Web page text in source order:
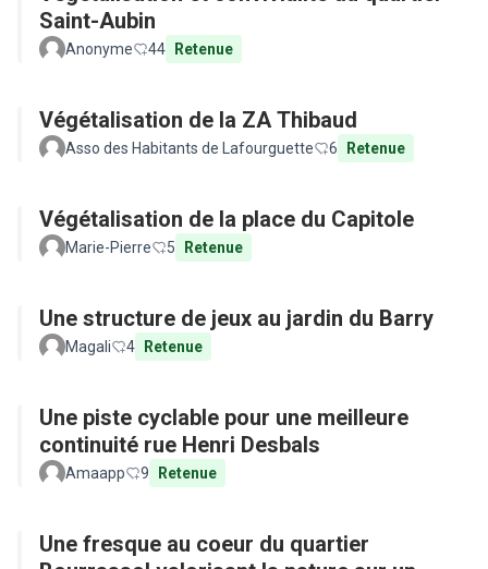
Saint-Aubin
Anonyme 44 Retenue
Végétalisation de la ZA Thibaud
Asso des Habitants de Lafourguette 6 Retenue
Végétalisation de la place du Capitole
Marie-Pierre 5 Retenue
Une structure de jeux au jardin du Barry
Magali 4 Retenue
Une piste cyclable pour une meilleure
continuité rue Henri Desbals
Amaapp 9 Retenue
Une fresque au coeur du quartier